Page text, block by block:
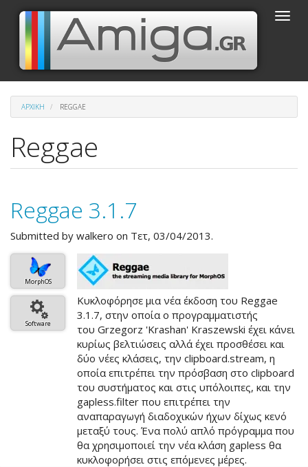
Παράκαμψη
κυρίως
περιεχόμενο
Toggle
ΑΡΧΙΚΉ REGGAE
Reggae
Reggae 3.1.7
Submitted by walkero on Τετ, 03/04/2013.
MorphOS
Software
Κυκλοφόρησε μια νέα έκδοση του Reggae
3.1.7, στην οποία ο προγραμματιστής
του Grzegorz 'Krashan' Kraszewski έχει κάνει
κυρίως βελτιώσεις αλλά έχει προσθέσει και
δύο νέες κλάσεις, την clipboard.stream, η
οποία επιτρέπει την πρόσβαση στο clipboard
του συστήματος και στις υπόλοιπες, και την
gapless.filter που επιτρέπει την
αναπαραγωγή διαδοχικών ήχων δίχως κενό
μεταξύ τους. Ένα πολύ απλό πρόγραμμα που
θα χρησιμοποιεί την νέα κλάση gapless θα
κυκλοφορήσει στις επόμενες μέρες.